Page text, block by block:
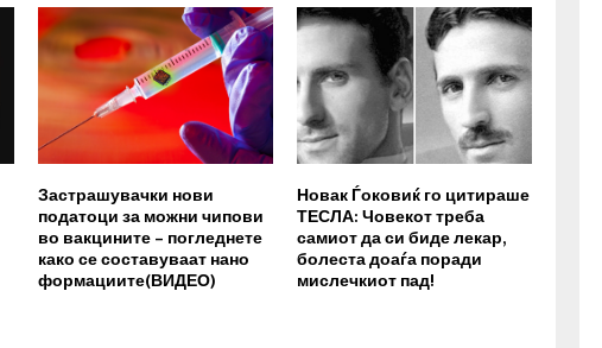
Застрашувачки нови
податоци за можни чипови
во вакцините – погледнете
како се составуваат нано
формациите(ВИДЕО)
Новак Ѓоковиќ го цитираше
ТЕСЛА: Човекот треба
самиот да си биде лекар,
болеста доаѓа поради
мислечкиот пад!